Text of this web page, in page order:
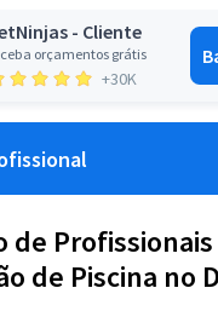
- Cliente
orçamentos grátis
+30K
de
de Piscina no